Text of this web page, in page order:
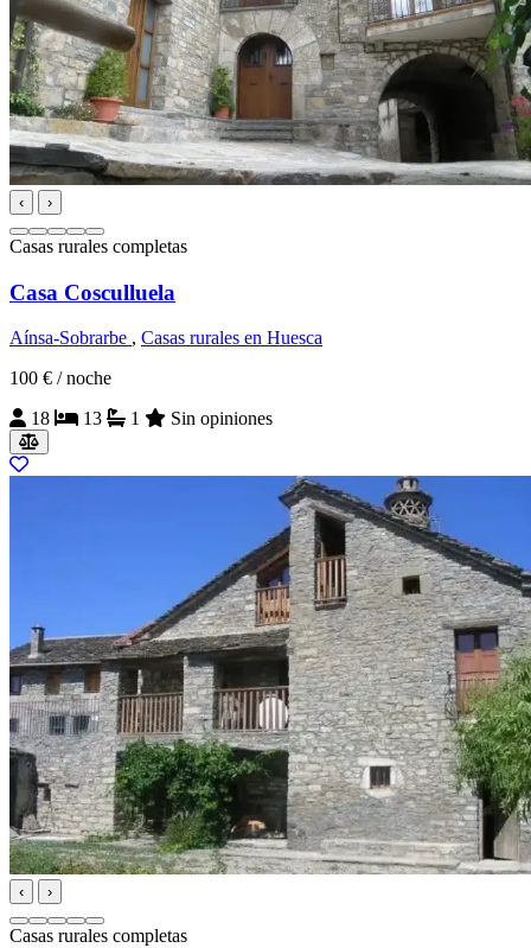
‹ ›
Casas rurales completas
Casa Cosculluela
Aínsa-Sobrarbe , Casas rurales en Huesca
100 € / noche
18
13 1 Sin opiniones
‹ ›
Casas rurales completas